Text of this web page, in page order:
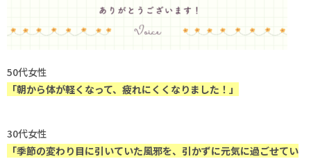
50代女性
「朝から体が軽くなって、疲れにくくなりました！」
30代女性
「季節の変わり目に引いていた風邪を、引かずに元気に過ごせてい